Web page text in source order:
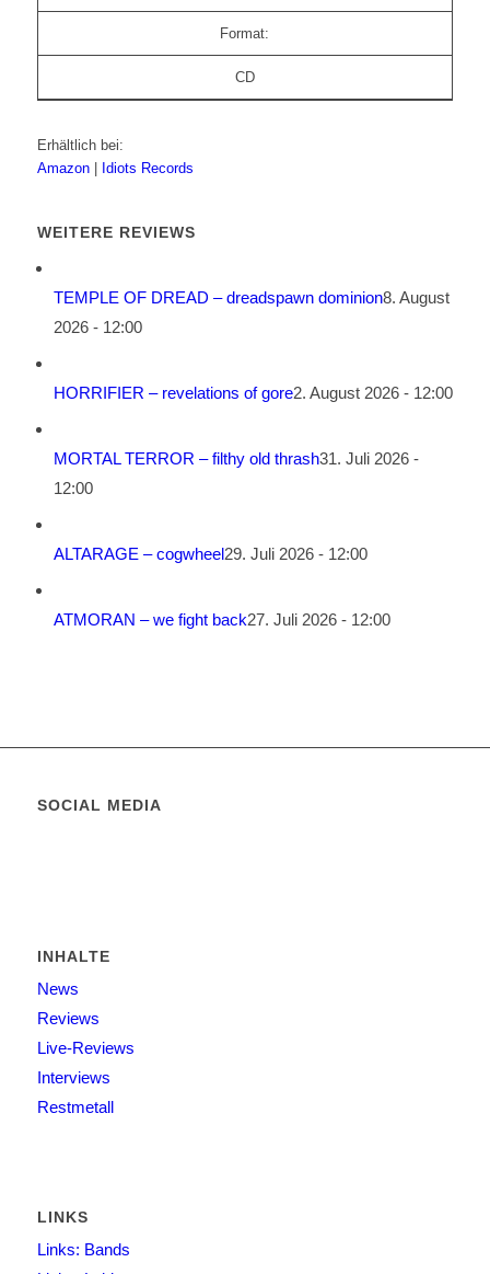
Format:
CD
Erhältlich bei:
Amazon
Idiots Records
WEITERE REVIEWS
TEMPLE OF DREAD – dreadspawn dominion8. August
2026 - 12:00
HORRIFIER – revelations of gore2. August 2026 - 12:00
MORTAL TERROR – filthy old thrash31. Juli 2026 -
12:00
ALTARAGE – cogwheel29. Juli 2026 - 12:00
ATMORAN – we fight back27. Juli 2026 - 12:00
SOCIAL MEDIA
INHALTE
News
Reviews
Live-Reviews
Interviews
Restmetall
LINKS
Links: Bands